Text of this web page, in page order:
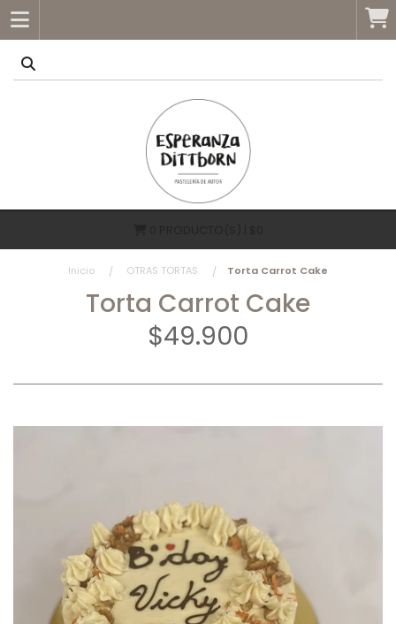
Inicio OTRAS TORTAS Torta Carrot Cake
Torta Carrot Cake
$49.900